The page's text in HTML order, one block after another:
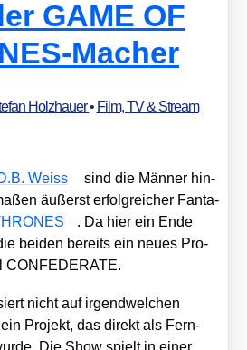
GAME OF
Macher
Holzhauer• Film, TV & Stream
Weiss
sind die Män­ner hin­
äußerst erfolg­rei­cher Fan­ta­
. Da hier ein Ende
bei­den bereits ein neu­es Pro­
CONFEDERATE.
nicht auf irgend­wel­chen
Pro­jekt, das direkt als Fern­
Die Show spielt in einer